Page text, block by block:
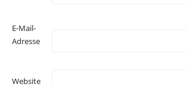
E-Mail-
Adresse
Website